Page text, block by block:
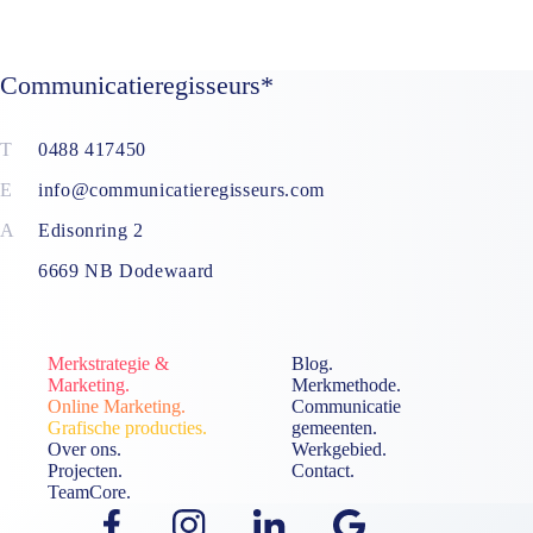
Communicatieregisseurs*
0488 417450
info@communicatieregisseurs.com
Edisonring 2
6669 NB Dodewaard
Merkstrategie &
Marketing.
Online Marketing.
Grafische producties.
Over ons.
Projecten.
TeamCore.
Blog.
Merkmethode.
Communicatie
gemeenten.
Werkgebied.
Contact.